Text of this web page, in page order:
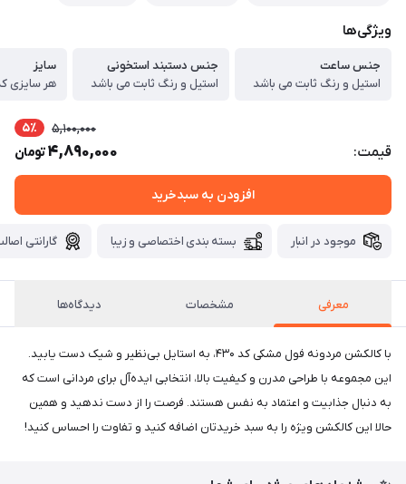
ویژگی‌ها
جنس ساعت
استیل و رنگ ثابت می باشد
جنس دستبند استخونی
استیل و رنگ ثابت می باشد
سایز
قیمت:
5,100,000 5٪
4,890,000تومان
افزودن به سبدخرید
موجود در انبار بسته بندی اختصاصی و زیبا گارانتی
معرفی مشخصات دیدگاه‌ها
با کالکشن مردونه فول مشکی کد ۴۳۰، به استایل بی‌نظیر و شیک دست یابید.
این مجموعه با طراحی مدرن و کیفیت بالا، انتخابی ایده‌آل برای مردانی است که
به دنبال جذابیت و اعتماد به نفس هستند. فرصت را از دست ندهید و همین
حالا این کالکشن ویژه را به سبد خریدتان اضافه کنید و تفاوت را احساس کنید!